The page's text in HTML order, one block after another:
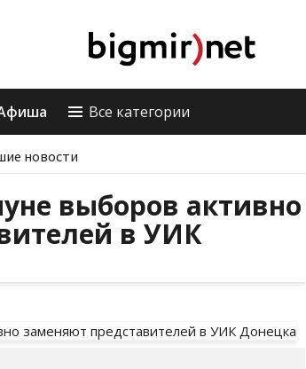
Все категории
новости
выборов активно
в УИК